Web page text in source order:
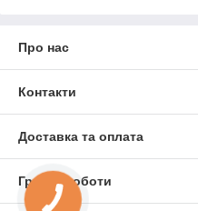
Про нас
Контакти
Доставка та оплата
Графік роботи